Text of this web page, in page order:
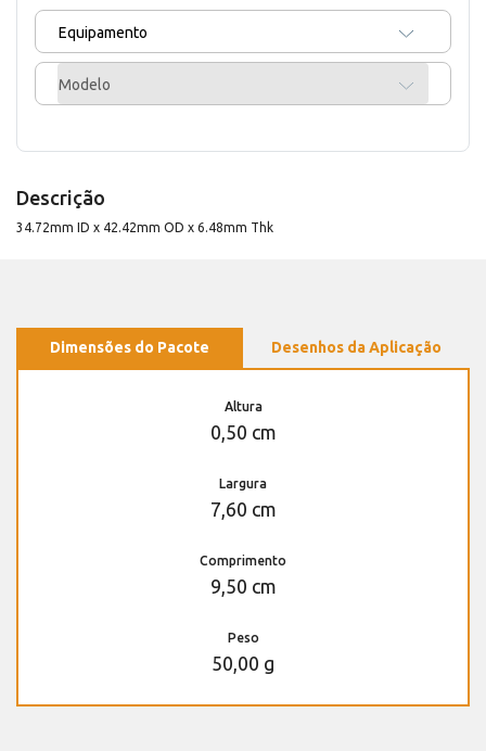
Equipamento
Modelo
Descrição
34.72mm ID x 42.42mm OD x 6.48mm Thk
Dimensões do Pacote Desenhos da Aplicação
Altura
0,50 cm
Largura
7,60 cm
Comprimento
9,50 cm
Peso
50,00 g